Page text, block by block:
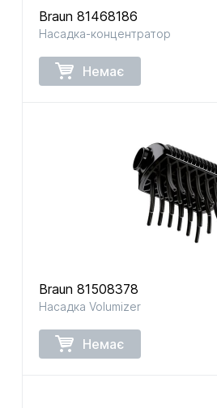
Braun 81468186
Насадка-концентратор
Немає
Braun 81508378
Насадка Volumizer
Немає